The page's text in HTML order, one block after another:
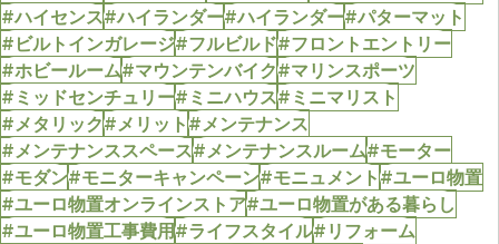
#ハイセンス#ハイランダー#ハイランダー#パターマット
#ビルトインガレージ#フルビルド#フロントエントリー
#ホビールーム#マウンテンバイク#マリンスポーツ
#ミッドセンチュリー#ミニハウス#ミニマリスト
#メタリック#メリット#メンテナンス
#メンテナンススペース#メンテナンスルーム#モーター
#モダン#モニターキャンペーン#モニュメント#ユーロ物置
#ユーロ物置オンラインストア#ユーロ物置がある暮らし
#ユーロ物置工事費用#ライフスタイル#リフォーム